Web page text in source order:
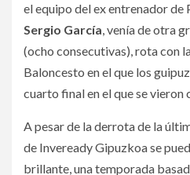
el equipo del ex entrenador de
Sergio García, venía de otra
(ocho consecutivas), rota con
Baloncesto en el que los
cuarto final en el que se vieron
A pesar de la derrota de la
de Inveready Gipuzkoa se
brillante, una temporada